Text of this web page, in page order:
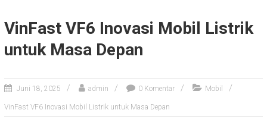
VinFast VF6 Inovasi Mobil Listrik
untuk Masa Depan
Juni 18, 2025 admin 0 Komentar Mobil
VinFast VF6 Inovasi Mobil Listrik untuk Masa Depan